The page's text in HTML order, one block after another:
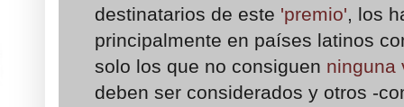
destinatarios de este 'premio', los
principalmente en países latinos
solo los que no consiguen
deben ser considerados y otros -